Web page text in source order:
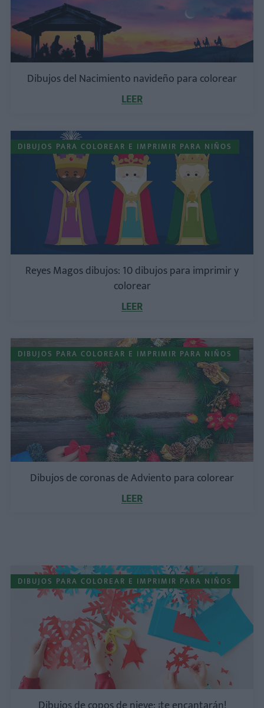
Dibujos del Nacimiento navideño para colorear
LEER
DIBUJOS PARA COLOREAR E IMPRIMIR PARA NIÑOS
Reyes Magos dibujos: 10 dibujos para imprimir y
colorear
LEER
DIBUJOS PARA COLOREAR E IMPRIMIR PARA NIÑOS
Dibujos de coronas de Adviento para colorear
LEER
DIBUJOS PARA COLOREAR E IMPRIMIR PARA NIÑOS